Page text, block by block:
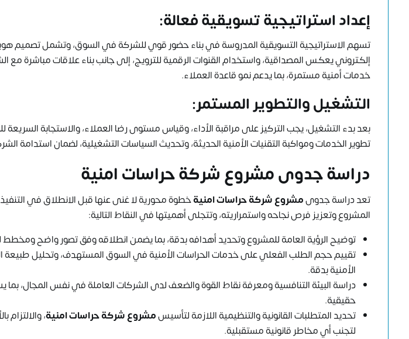
إعداد استراتيجية تسويقية فعالة:
تسهم الاستراتيجية التسويقية المدروسة في بناء حضور قوي للشركة في السوق، وتشمل تصميم
إلكتروني يعكس المصداقية، واستخدام القنوات الرقمية للترويج، إلى جانب بناء علاقات مباشرة
خدمات أمنية مستمرة، بما يدعم نمو قاعدة العملاء.
التشغيل والتطوير المستمر:
بعد بدء التشغيل، يجب التركيز على مراقبة الأداء، وقياس مستوى رضا العملاء، والاستجابة
تطوير الخدمات ومواكبة التقنيات الأمنية الحديثة، وتحديث السياسات التشغيلية، لضمان استدامة
دراسة جدوى مشروع شركة حراسات امنية
تعد دراسة جدوىمشروع شركة حراسات امنيةخطوة محورية لا غنى عنها قبل الانطلاق في
المشروع وتعزيز فرص نجاحه واستمراريته، وتتجلى أهميتها في النقاط التالية:
توضيح الرؤية العامة للمشروع وتحديد أهدافه بدقة، بما يضمن انطلاقه وفق تصور واضح ومخطط
تقييم حجم الطلب الفعلي على خدمات الحراسات الأمنية في السوق المستهدف، وتحليل طبيعة
الأمنية بدقة.
دراسة البيئة التنافسية ومعرفة نقاط القوة والضعف لدى الشركات العاملة في نفس المجال، بما
حقيقية.
تحديد المتطلبات القانونية والتنظيمية اللازمة لتأسيسمشروع شركة حراسات امنية،
لتجنب أي مخاطر قانونية مستقبلية.